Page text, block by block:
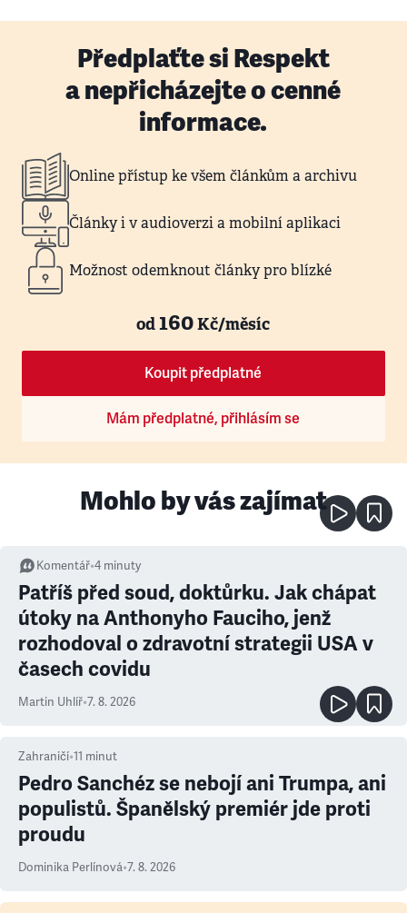
Předplaťte si Respekt
a nepřicházejte o cenné
informace.
Online přístup ke všem článkům a archivu
Články i v audioverzi a mobilní aplikaci
Možnost odemknout články pro blízké
od160Kč/měsíc
Koupit předplatné
Mám předplatné, přihlásím se
Mohlo by vás zajímat
Komentář•4 minuty
Patříš před soud, doktůrku. Jak chápat
útoky na Anthonyho Fauciho, jenž
rozhodoval o zdravotní strategii USA v
časech covidu
Martin Uhlíř•7. 8. 2026
Zahraničí•11 minut
Pedro Sanchéz se nebojí ani Trumpa, ani
populistů. Španělský premiér jde proti
proudu
Dominika Perlínová•7. 8. 2026